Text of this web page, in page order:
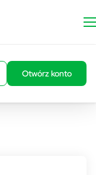
Otwórz konto